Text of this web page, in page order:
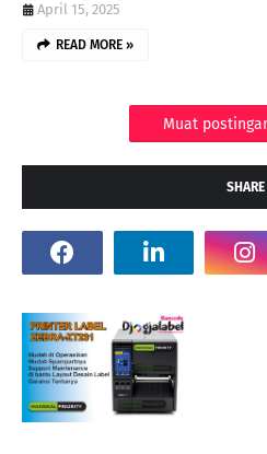
April 15, 2025
READ MORE »
Muat
SHARE